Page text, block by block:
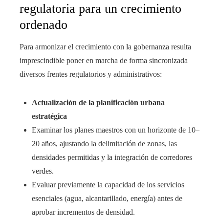
regulatoria para un crecimiento
ordenado
Para armonizar el crecimiento con la gobernanza resulta
imprescindible poner en marcha de forma sincronizada
diversos frentes regulatorios y administrativos:
Actualización de la planificación urbana
estratégica
Examinar los planes maestros con un horizonte de 10–
20 años, ajustando la delimitación de zonas, las
densidades permitidas y la integración de corredores
verdes.
Evaluar previamente la capacidad de los servicios
esenciales (agua, alcantarillado, energía) antes de
aprobar incrementos de densidad.